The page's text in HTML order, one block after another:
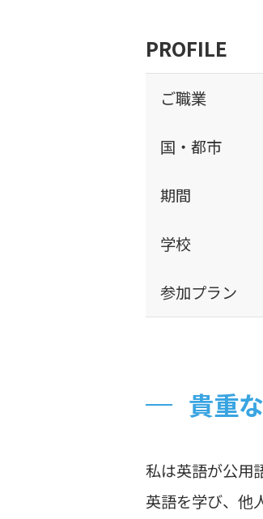
PROFILE
ご職業
国・都市
期間
学校
参加プラン
貴重
私は英語が公用
英語を学び、他